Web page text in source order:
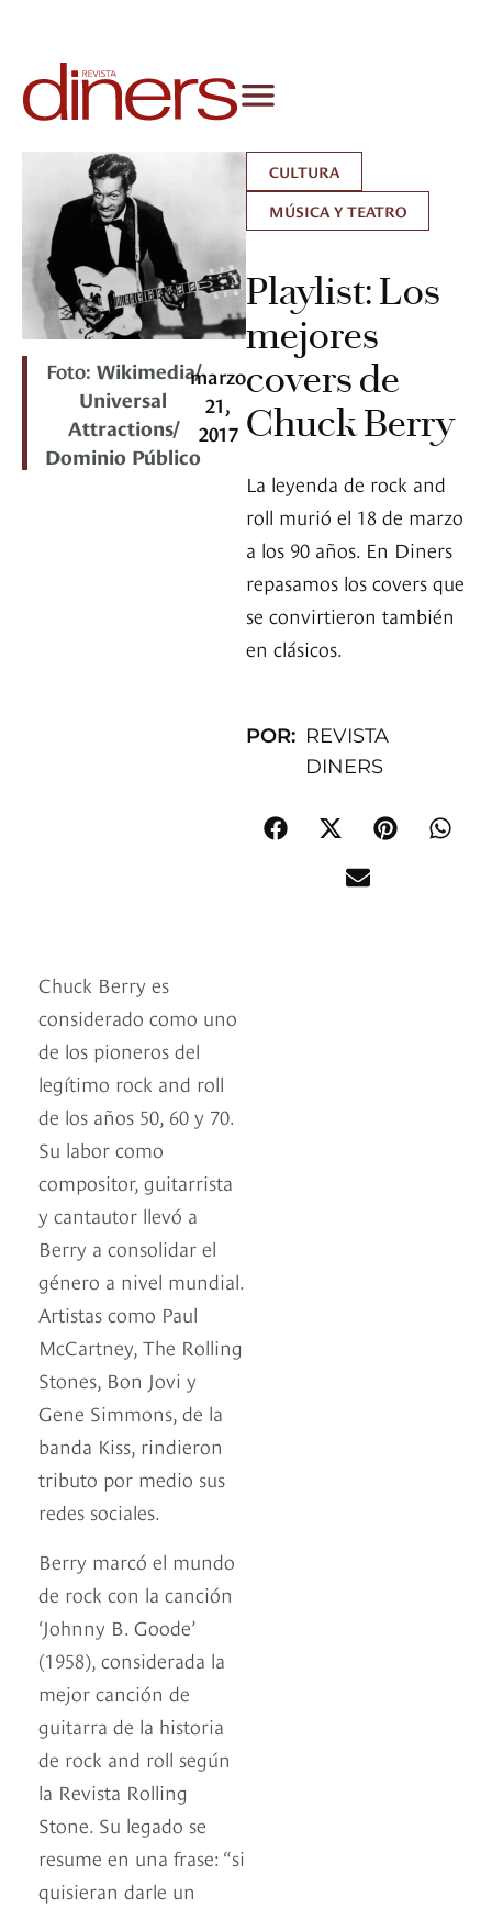
Foto: Wikimedia/
Universal
Attractions/
Dominio Público
marzo
21,
2017
CULTURA
MÚSICA Y TEATRO
Playlist: Los
mejores
covers de
Chuck Berry
La leyenda de rock and
roll murió el 18 de marzo
a los 90 años. En Diners
repasamos los covers que
se convirtieron también
en clásicos.
POR: REVISTA
DINERS
Chuck Berry es
considerado como uno
de los pioneros del
legítimo rock and roll
de los años 50, 60 y 70.
Su labor como
compositor, guitarrista
y cantautor llevó a
Berry a consolidar el
género a nivel mundial.
Artistas como Paul
McCartney, The Rolling
Stones, Bon Jovi y
Gene Simmons, de la
banda Kiss, rindieron
tributo por medio sus
redes sociales.
Berry marcó el mundo
de rock con la canción
‘Johnny B. Goode’
(1958), considerada la
mejor canción de
guitarra de la historia
de rock and roll según
la Revista Rolling
Stone. Su legado se
resume en una frase: “si
quisieran darle un